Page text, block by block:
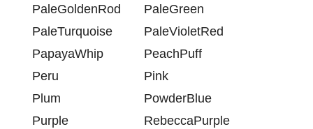
PaleGoldenRod
PaleGreen
PaleTurquoise
PaleVioletRed
PapayaWhip
PeachPuff
Peru
Pink
Plum
PowderBlue
Purple
RebeccaPurple